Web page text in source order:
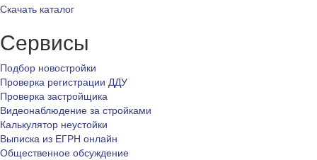
Скачать каталог
Сервисы
Подбор новостройки
Проверка регистрации ДДУ
Проверка застройщика
Видеонаблюдение за стройками
Калькулятор неустойки
Выписка из ЕГРН онлайн
Общественное обсуждение